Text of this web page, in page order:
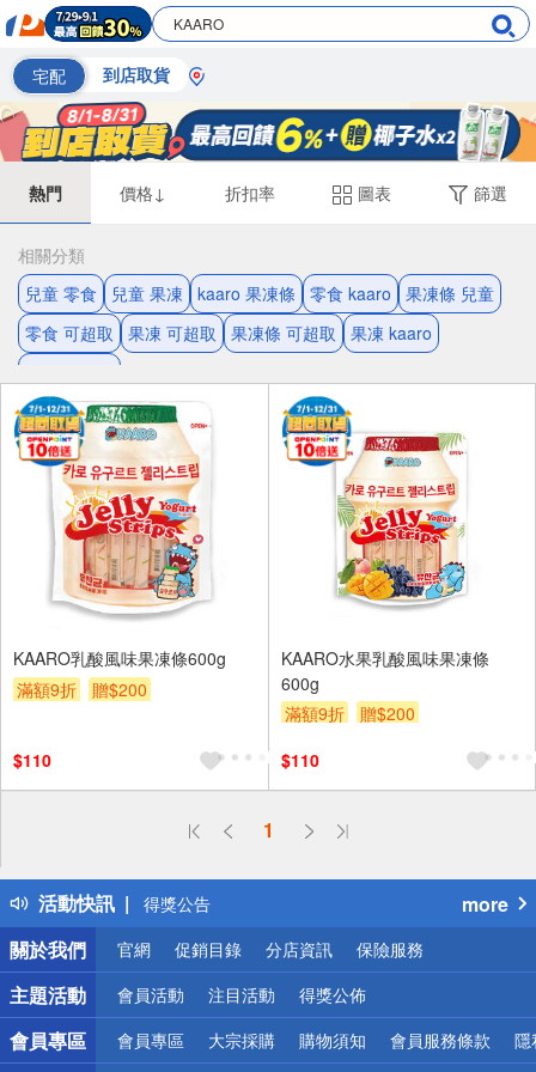
宅配 到店取貨
熱門 價格↓ 折扣率 圖表 篩選
相關分類
兒童 零食
兒童 果凍 kaaro 果凍條 零食 kaaro
果凍條 兒童
零食 可超取
果凍 可超取 果凍條 可超取
果凍 kaaro
KAARO乳酸風味果凍條600g
滿額9折
贈$200
$110
KAARO水果乳酸風味果凍條
600g
滿額9折
贈$200
$110
1
活動快訊
偏遠地區配送
得獎公告
熱門話題
銀行優惠
偏遠地區配送
詐騙網頁！請小心！
more
關於我們
官網 促銷目錄 分店資訊 保險服務
主題活動 會員活動 注目活動 得獎公佈
會員專區 會員專區 大宗採購 購物須知 會員服務條款 隱